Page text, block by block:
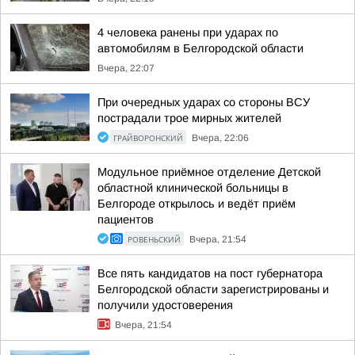
4 человека ранены при ударах по
автомобилям в Белгородской области
Вчера, 22:07
При очередных ударах со стороны ВСУ
пострадали трое мирных жителей
ГРАЙВОРОНСКИЙ Вчера, 22:06
Модульное приёмное отделение Детской
областной клинической больницы в
Белгороде открылось и ведёт приём
пациентов
РОВЕНЬСКИЙ Вчера, 21:54
Все пять кандидатов на пост губернатора
Белгородской области зарегистрированы и
получили удостоверения
Вчера, 21:54